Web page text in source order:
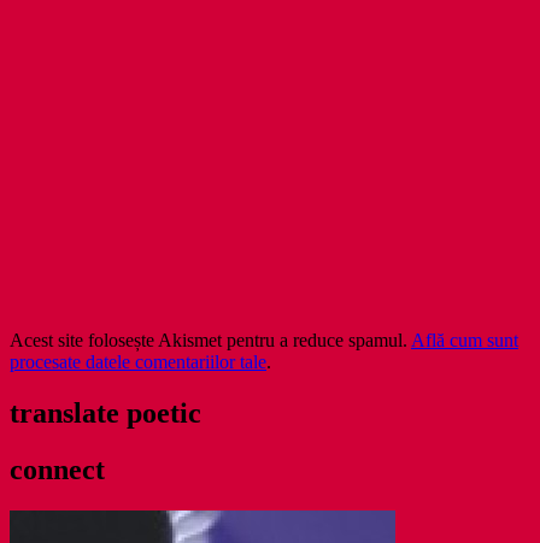
Acest site folosește Akismet pentru a reduce spamul. Află cum sunt
procesate datele comentariilor tale.
translate poetic
connect